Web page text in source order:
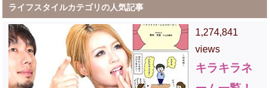
ライフスタイルカテゴリの人気記事
1,274,841
views
キラキラネ